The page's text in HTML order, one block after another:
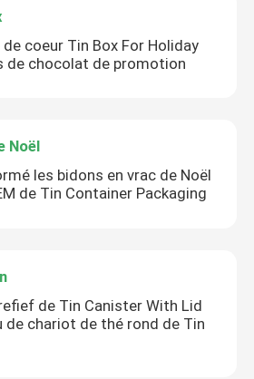
coeur Tin Box For Holiday
de chocolat de promotion
Noël
les bidons en vrac de Noël
de Tin Container Packaging
de Tin Canister With Lid
de chariot de thé rond de Tin